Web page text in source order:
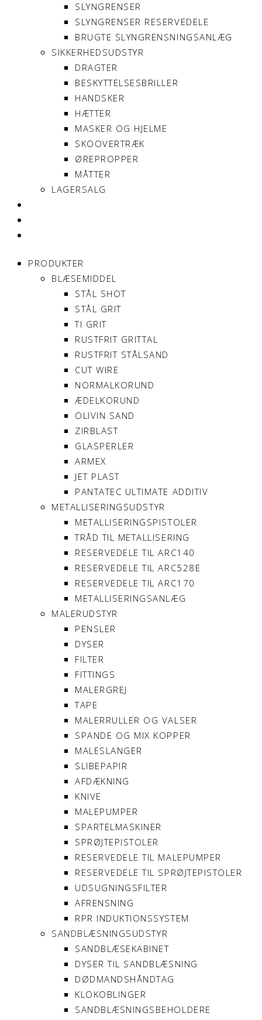
SLYNGRENSER
SLYNGRENSER RESERVEDELE
BRUGTE SLYNGRENSNINGSANLÆG
SIKKERHEDSUDSTYR
DRAGTER
BESKYTTELSESBRILLER
HANDSKER
HÆTTER
MASKER OG HJELME
SKOOVERTRÆK
ØREPROPPER
MÅTTER
LAGERSALG
PRODUKTER
BLÆSEMIDDEL
STÅL SHOT
STÅL GRIT
TI GRIT
RUSTFRIT GRITTAL
RUSTFRIT STÅLSAND
CUT WIRE
NORMALKORUND
ÆDELKORUND
OLIVIN SAND
ZIRBLAST
GLASPERLER
ARMEX
JET PLAST
PANTATEC ULTIMATE ADDITIV
METALLISERINGSUDSTYR
METALLISERINGSPISTOLER
TRÅD TIL METALLISERING
RESERVEDELE TIL ARC140
RESERVEDELE TIL ARC528E
RESERVEDELE TIL ARC170
METALLISERINGSANLÆG
MALERUDSTYR
PENSLER
DYSER
FILTER
FITTINGS
MALERGREJ
TAPE
MALERRULLER OG VALSER
SPANDE OG MIX KOPPER
MALESLANGER
SLIBEPAPIR
AFDÆKNING
KNIVE
MALEPUMPER
SPARTELMASKINER
SPRØJTEPISTOLER
RESERVEDELE TIL MALEPUMPER
RESERVEDELE TIL SPRØJTEPISTOLER
UDSUGNINGSFILTER
AFRENSNING
RPR INDUKTIONSSYSTEM
SANDBLÆSNINGSUDSTYR
SANDBLÆSEKABINET
DYSER TIL SANDBLÆSNING
DØDMANDSHÅNDTAG
KLOKOBLINGER
SANDBLÆSNINGSBEHOLDERE